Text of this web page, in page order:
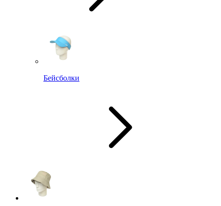
Бейсболки